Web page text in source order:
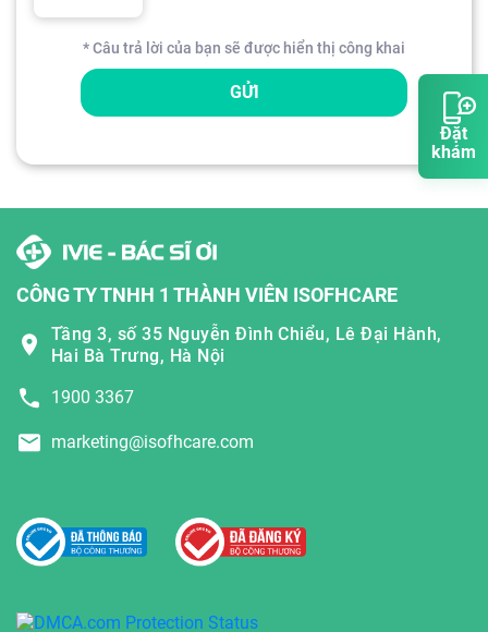
Đặt
khám
* Câu trả lời của bạn sẽ được hiển thị công khai
GỬI
CÔNG TY TNHH 1 THÀNH VIÊN ISOFHCARE
Tầng 3, số 35 Nguyễn Đình Chiểu, Lê Đại Hành,
Hai Bà Trưng, Hà Nội
1900 3367
marketing@isofhcare.com